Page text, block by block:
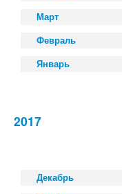
Март
Февраль
Январь
2017
Декабрь